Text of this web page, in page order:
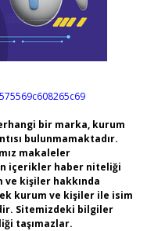
bir marka, kurum
bulunmamaktadır.
makaleler
içerikler haber niteliği
ve kişiler hakkında
kurum ve kişiler ile isim
Sitemizdeki bilgiler
taşımazlar.